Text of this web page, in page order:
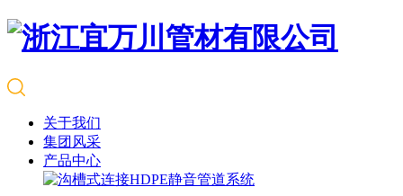
关于我们
集团风采
产品中心